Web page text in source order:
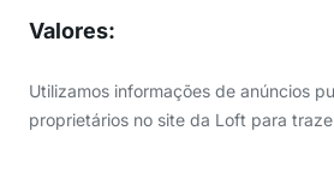
Valores:
Utilizamos informações de anúncios
proprietários no site da Loft para